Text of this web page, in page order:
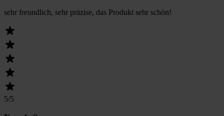
sehr freundlich, sehr präzise, das Produkt sehr schön!
5/5